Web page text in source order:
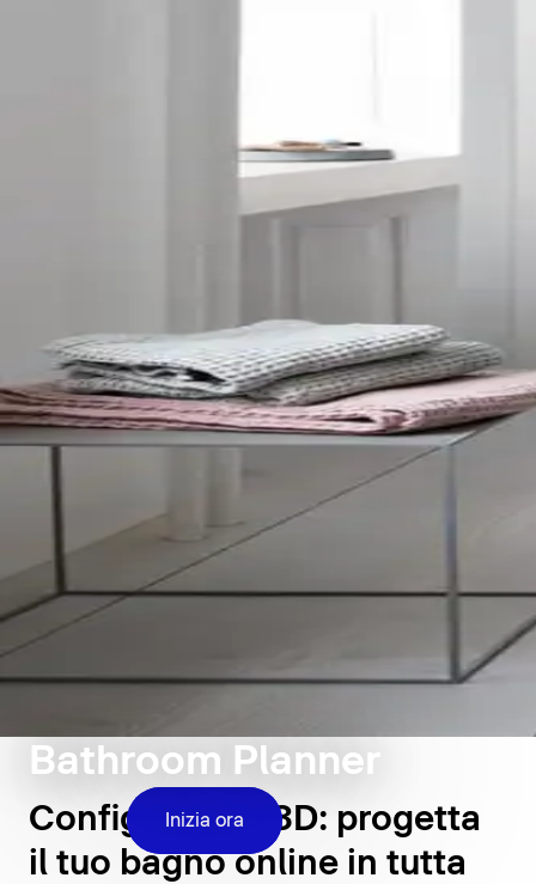
Bathroom Planner
Inizia ora
Configuratore 3D: progetta
il tuo bagno online in tutta